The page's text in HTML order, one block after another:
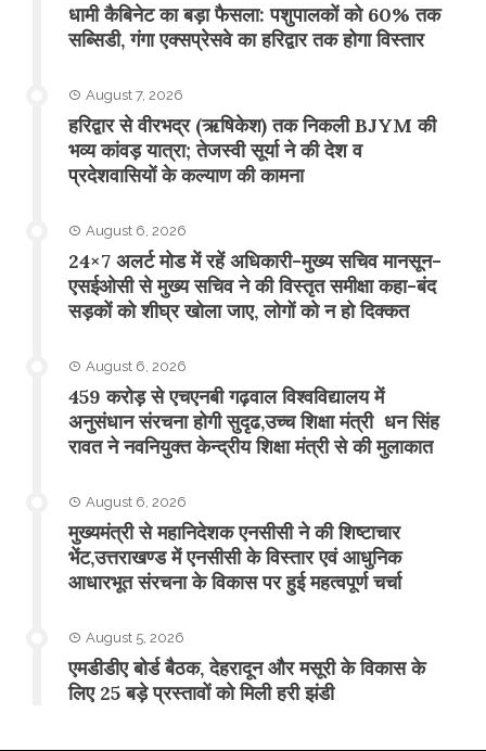
​धामी कैबिनेट का बड़ा फैसला: पशुपालकों को 60% तक
सब्सिडी, गंगा एक्सप्रेसवे का हरिद्वार तक होगा विस्तार
August 7, 2026
​हरिद्वार से वीरभद्र (ऋषिकेश) तक निकली BJYM की
भव्य कांवड़ यात्रा; तेजस्वी सूर्या ने की देश व
प्रदेशवासियों के कल्याण की कामना
August 6, 2026
24×7 अलर्ट मोड में रहें अधिकारी-मुख्य सचिव मानसून-
एसईओसी से मुख्य सचिव ने की विस्तृत समीक्षा कहा-बंद
सड़कों को शीघ्र खोला जाए, लोगों को न हो दिक्कत
August 6, 2026
459 करोड़ से एचएनबी गढ़वाल विश्वविद्यालय में
अनुसंधान संरचना होगी सुदृढ,उच्च शिक्षा मंत्री धन सिंह
रावत ने नवनियुक्त केन्द्रीय शिक्षा मंत्री से की मुलाकात
August 6, 2026
मुख्यमंत्री से महानिदेशक एनसीसी ने की शिष्टाचार
भेंट,उत्तराखण्ड में एनसीसी के विस्तार एवं आधुनिक
आधारभूत संरचना के विकास पर हुई महत्वपूर्ण चर्चा
August 5, 2026
एमडीडीए बोर्ड बैठक, देहरादून और मसूरी के विकास के
लिए 25 बड़े प्रस्तावों को मिली हरी झंडी